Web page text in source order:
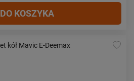
DO KOSZYKA